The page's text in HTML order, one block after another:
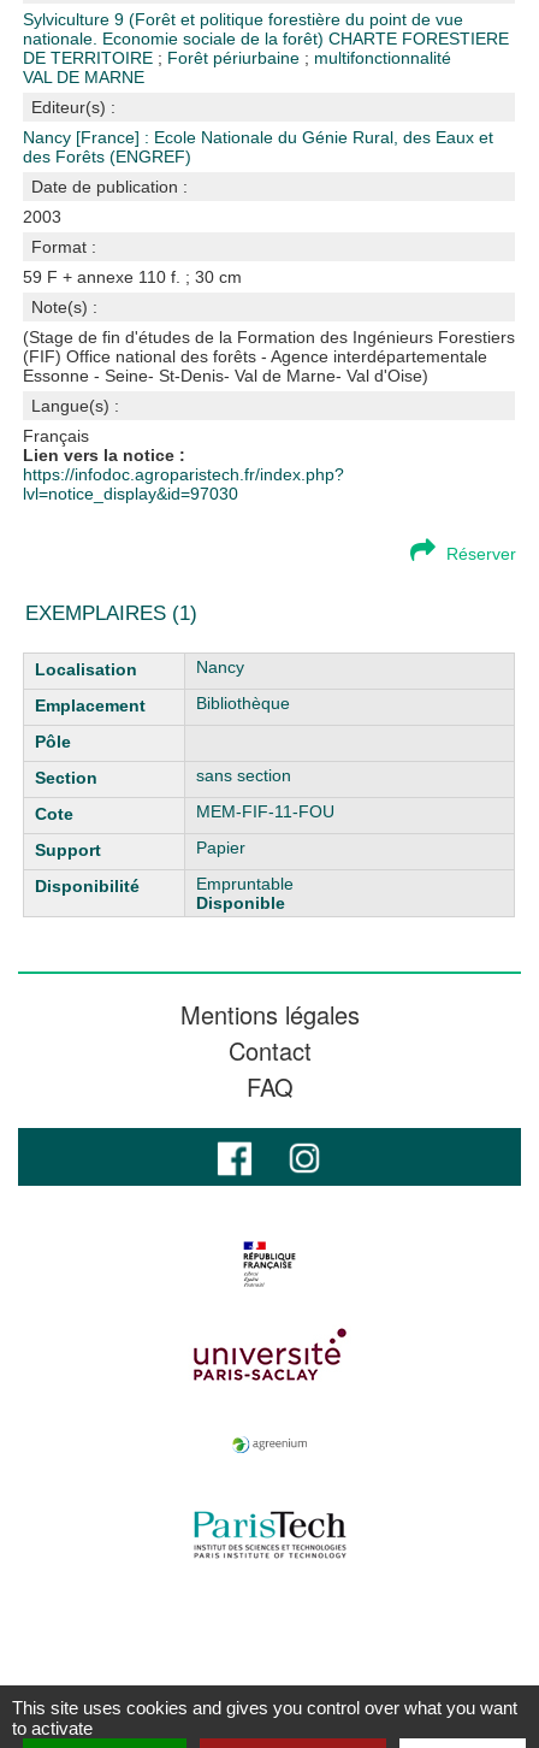
Sylviculture9 (Forêt et politique forestière du point de vue
nationale. Economie sociale de la forêt)CHARTE FORESTIERE
DE TERRITOIRE ; Forêt périurbaine ; multifonctionnalité
VAL DE MARNE
Editeur(s) :
Nancy [France] : Ecole Nationale du Génie Rural, des Eaux et
des Forêts (ENGREF)
Date de publication :
2003
Format :
59 F + annexe 110 f. ; 30 cm
Note(s) :
(Stage de fin d'études de la Formation des Ingénieurs Forestiers
(FIF) Office national des forêts - Agence interdépartementale
Essonne - Seine- St-Denis- Val de Marne- Val d'Oise)
Langue(s) :
Français
Lien vers la notice :
https://infodoc.agroparistech.fr/index.php?
lvl=notice_display&id=97030
Réserver
EXEMPLAIRES (1)
Liste des exemplaires
Nancy
Bibliothèque
sans section
MEM-FIF-11-FOU
Papier
Empruntable
Disponible
Mentions légales
Contact
FAQ
This site uses cookies and gives you control over what you want
to activate